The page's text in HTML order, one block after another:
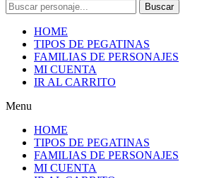
Buscar
HOME
TIPOS DE PEGATINAS
FAMILIAS DE PERSONAJES
MI CUENTA
IR AL CARRITO
Menu
HOME
TIPOS DE PEGATINAS
FAMILIAS DE PERSONAJES
MI CUENTA